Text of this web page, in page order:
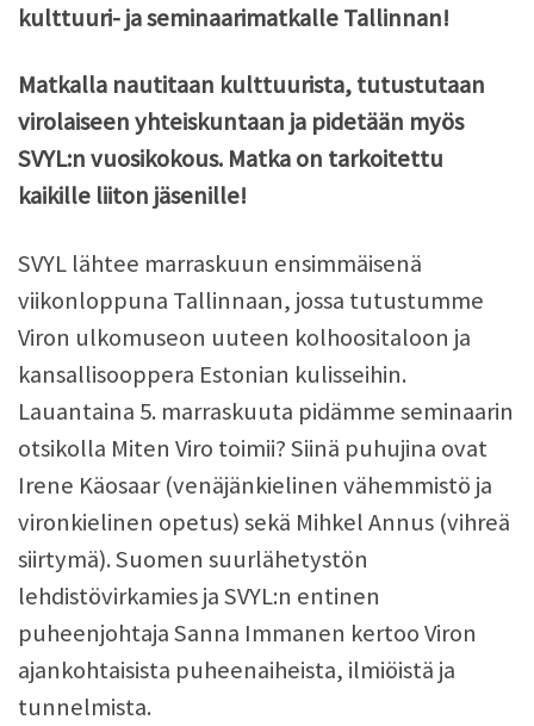
kulttuuri- ja seminaarimatkalle Tallinnan!
Matkalla nautitaan kulttuurista, tutustutaan
virolaiseen yhteiskuntaan ja pidetään myös
SVYL:n vuosikokous. Matka on tarkoitettu
kaikille liiton jäsenille!
SVYL lähtee marraskuun ensimmäisenä
viikonloppuna Tallinnaan, jossa tutustumme
Viron ulkomuseon uuteen kolhoositaloon ja
kansallisooppera Estonian kulisseihin.
Lauantaina 5. marraskuuta pidämme seminaarin
otsikolla Miten Viro toimii? Siinä puhujina ovat
Irene Käosaar (venäjänkielinen vähemmistö ja
vironkielinen opetus) sekä Mihkel Annus (vihreä
siirtymä). Suomen suurlähetystön
lehdistövirkamies ja SVYL:n entinen
puheenjohtaja Sanna Immanen kertoo Viron
ajankohtaisista puheenaiheista, ilmiöistä ja
tunnelmista.